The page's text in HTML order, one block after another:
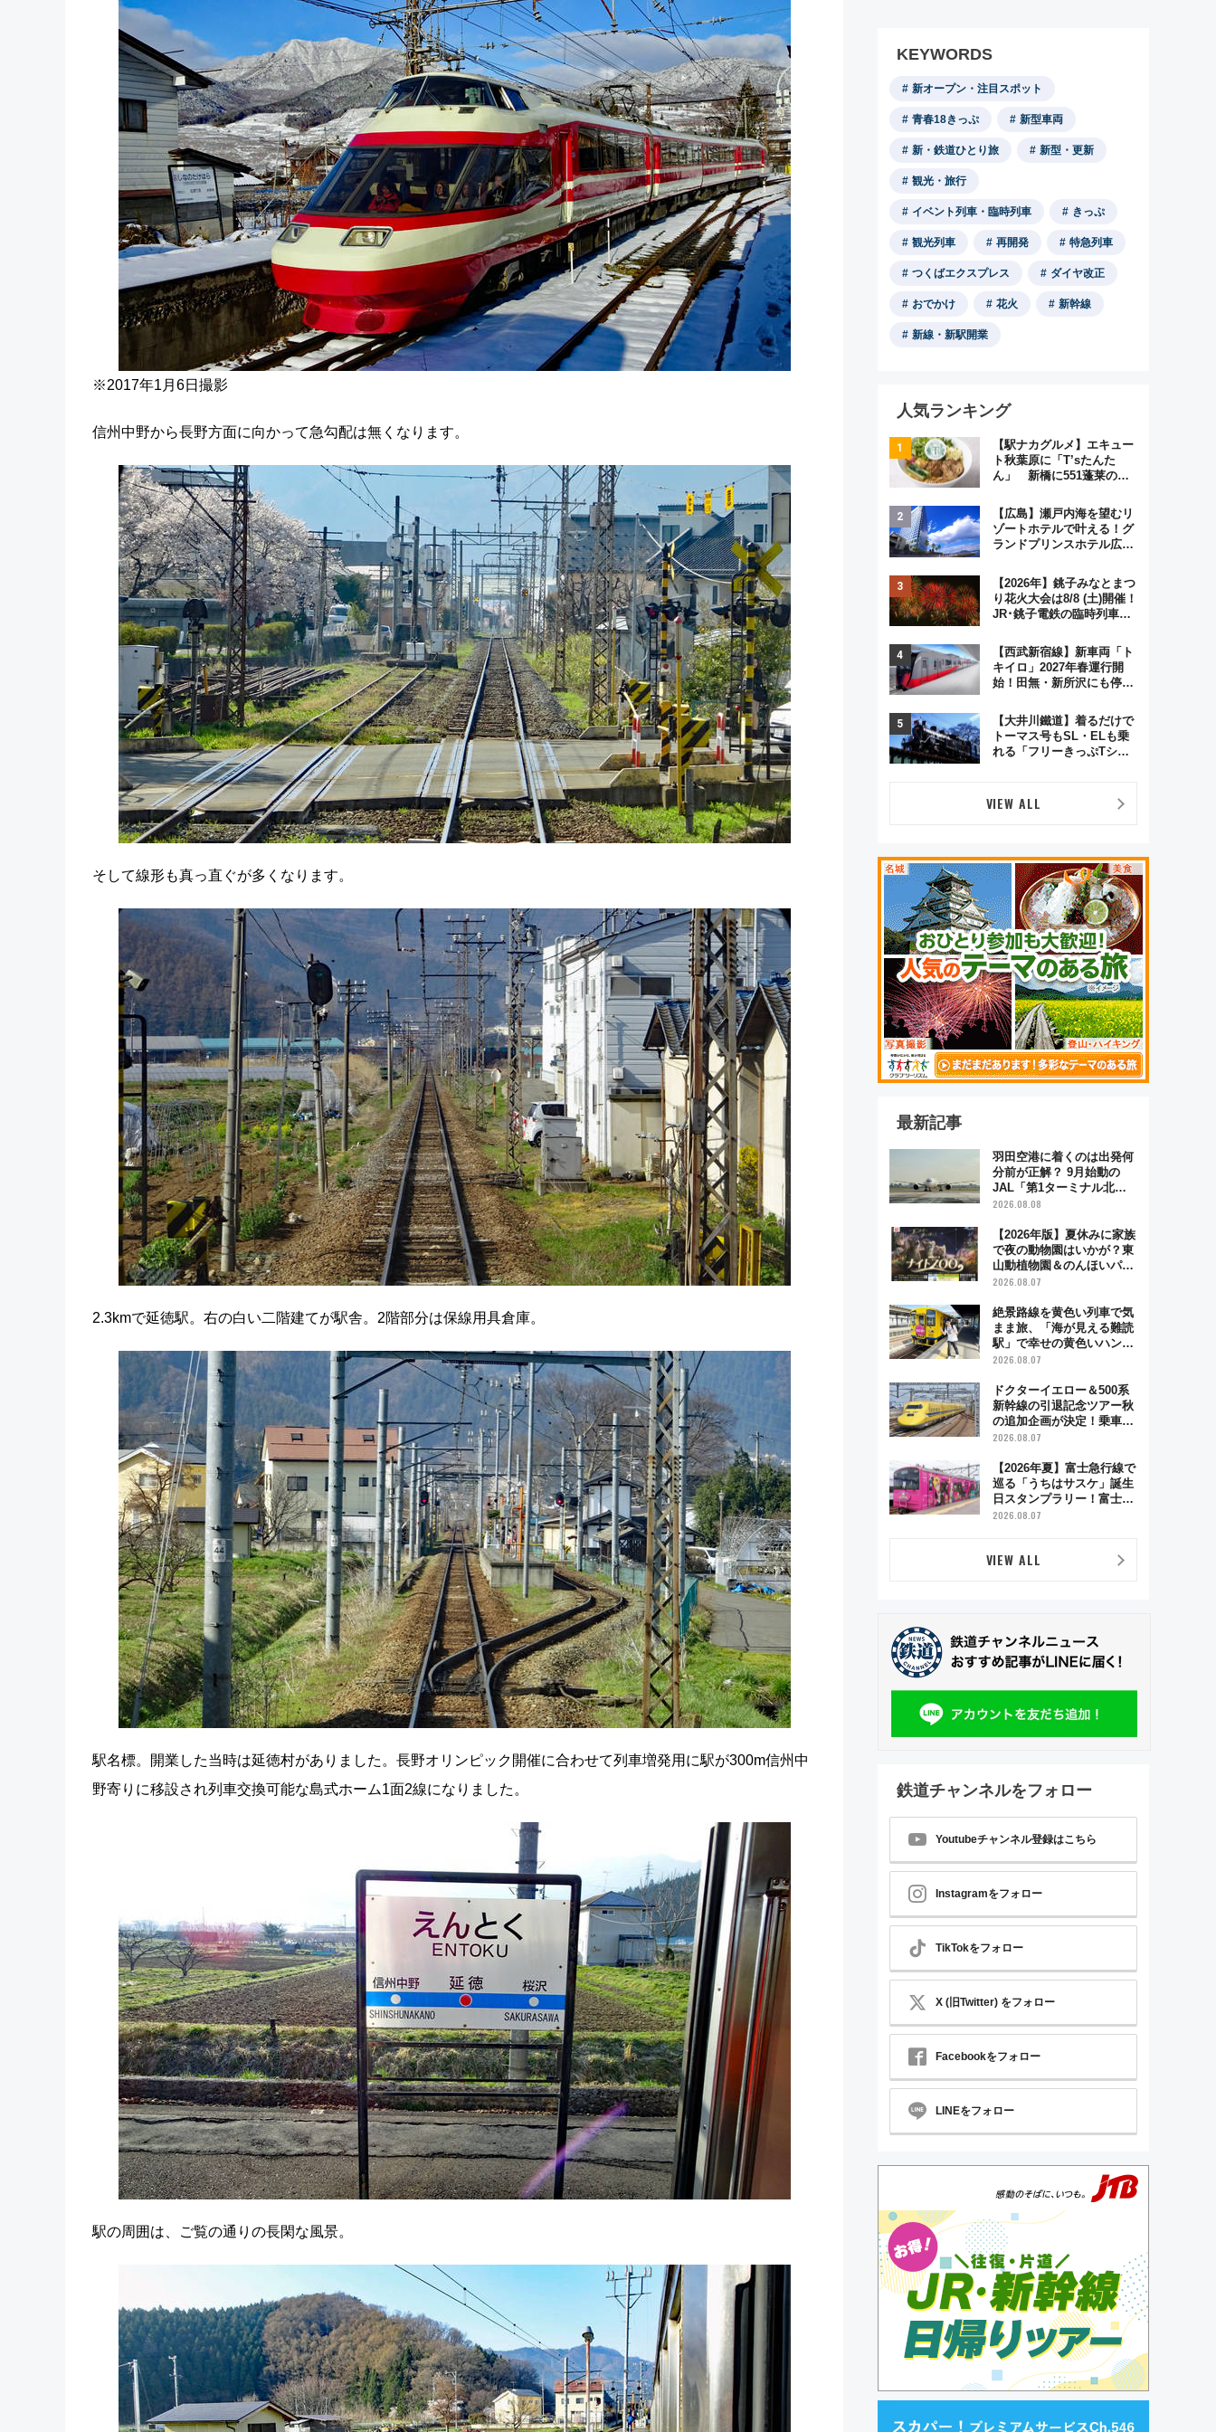
※2017年1月6日撮影
信州中野から長野方面に向かって急勾配は無くなります。
そして線形も真っ直ぐが多くなります。
2.3kmで延徳駅。右の白い二階建てが駅舎。2階部分は保線用具倉庫。
駅名標。開業した当時は延徳村がありました。長野オリンピック開催に合わせて列車増発用に駅が300m信州中
野寄りに移設され列車交換可能な島式ホーム1面2線になりました。
駅の周囲は、ご覧の通りの長閑な風景。
KEYWORDS
新オープン・注目スポット
青春18きっぷ 新型車両
新・鉄道ひとり旅 新型・更新
観光・旅行
イベント列車・臨時列車 きっぷ
観光列車 再開発 特急列車
つくばエクスプレス ダイヤ改正
おでかけ 花火 新幹線
新線・新駅開業
人気ランキング
【駅ナカグルメ】エキュー
ト秋葉原に「T’sたんた
ん」 新橋に551蓬莱の
オムライス専門店「肉とた
まご」新グルメ続々登場！
【2026年8月】
【広島】瀬戸内海を望むリ
ゾートホテルで叶える！グ
ランドプリンスホテル広島
ジュアルパーティープラン
【2026年】銚子みなとまつ
り花火大会は8/8 (土)開催！
JR･銚子電鉄の臨時列車や
く8,000発の大迫力＆屋台
を満喫
【西武新宿線】新車両「ト
キイロ」2027年春運行開
始！田無・新所沢にも停
弾」も
【大井川鐵道】着るだけで
トーマス号もSL・ELも乗
れる「フリーきっぷTシャ
VIEW ALL
最新記事
羽田空港に着くのは出発何
分前が正解？ 9月始動の
JAL「第1ターミナル北側
サテライト」は徒歩1キロ
点まとめ
2026.08.08
【2026年版】夏休みに家族
で夜の動物園はいかが？東
山動植物園＆のんほいパー
ク「ナイトZOO」開催情報
2026.08.07
絶景路線を黄色い列車で気
まま旅、「海が見える難読
駅」で幸せの黄色いハンカ
チに願いを 「新・鉄道ひ
「島原鉄道」
2026.08.07
ドクターイエロー＆500系
新幹線の引退記念ツアー秋
の追加企画が決定！乗車体
験やグッズ・ホテル情報ま
2026.08.07
【2026年夏】富士急行線で
巡る「うちはサスケ」誕生
日スタンプラリー！富士急
ハイランド限定グルメ＆グ
2026.08.07
VIEW ALL
鉄道チャンネルをフォロー
Youtubeチャンネル登録はこちら
Instagramをフォロー
TikTokをフォロー
X (旧Twitter) をフォロー
Facebookをフォロー
LINEをフォロー